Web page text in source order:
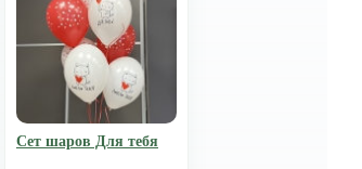
Сет шаров Для тебя